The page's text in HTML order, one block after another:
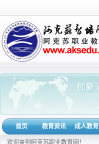
首页 教育资讯 成人教育
欢迎来到阿克苏职业教育网！